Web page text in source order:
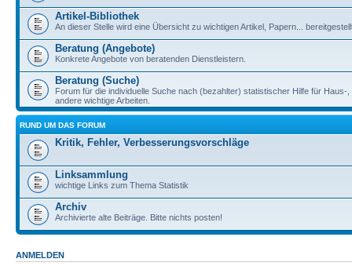
Artikel-Bibliothek
An dieser Stelle wird eine Übersicht zu wichtigen Artikel, Papern...
Beratung (Angebote)
Konkrete Angebote von beratenden Dienstleistern.
Beratung (Suche)
Forum für die individuelle Suche nach (bezahlter) statistischer Hilfe für Haus-,
andere wichtige Arbeiten.
RUND UM DAS FORUM
Kritik, Fehler, Verbesserungsvorschläge
Linksammlung
wichtige Links zum Thema Statistik
Archiv
Archivierte alte Beiträge. Bitte nichts posten!
ANMELDEN